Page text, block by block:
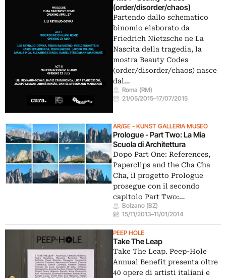
(order/disorder/chaos)
Partendo dallo schematico
binomio elaborato da
Friedrich Nietzsche ne La
Nascita della tragedia, la
mostra Beauty Codes
(order/disorder/chaos) nasce
dal…
Roma (RM)
21/05/2015–17/07/2015
AR/GE - KUNST GALLERIA MUSEO
Prologue - Part Two: La Mia
Scuola di Architettura
Dopo Part One: References,
Paperclips and the Cha Cha
Cha, il progetto Prologue
prosegue con il secondo
capitolo Part Two:…
Bolzano (BZ)
15/11/2013–11/01/2014
PEEP HOLE
Take The Leap
Take The Leap. Peep-Hole
Annual Benefit presenta oltre
40 opere di artisti italiani e